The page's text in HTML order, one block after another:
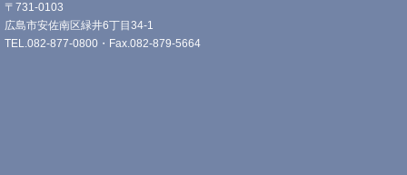
〒731-0103
広島市安佐南区緑井6丁目34-1
TEL.082-877-0800・Fax.082-879-5664